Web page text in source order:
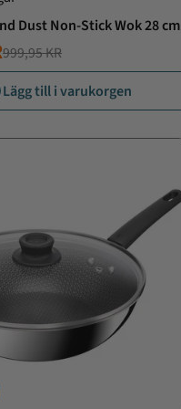
Dust Non-Stick Wok 28 cm
999,95 KR
Lägg till i varukorgen